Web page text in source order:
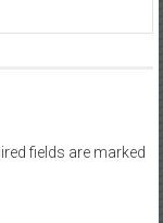
fields are marked